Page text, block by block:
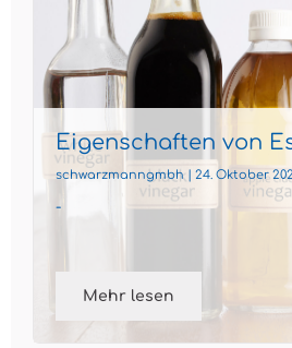
Eigenschaften von
schwarzmanngmbh | 24. Oktober
-
Mehr lesen